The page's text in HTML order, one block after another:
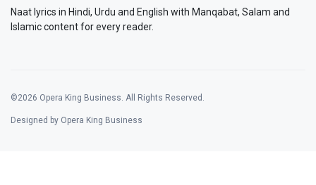
Naat lyrics in Hindi, Urdu and English with Manqabat, Salam and
Islamic content for every reader.
©2026 Opera King Business. All Rights Reserved.
Designed by Opera King Business